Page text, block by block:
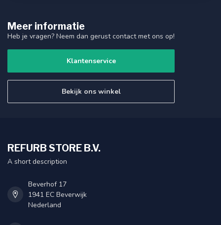
Meer informatie
Heb je vragen? Neem dan gerust contact met ons op!
Klantenservice
Bekijk ons winkel
REFURB STORE B.V.
A short description
Beverhof 17
1941 EC Beverwijk
Nederland